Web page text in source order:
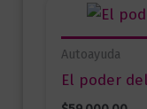
Autoayuda
El poder